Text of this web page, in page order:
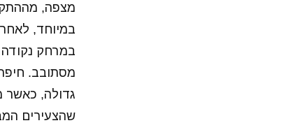
מצפה,
במיוחד,
במרחק
מסתובב.
גדולה, כאשר
שהצעירים